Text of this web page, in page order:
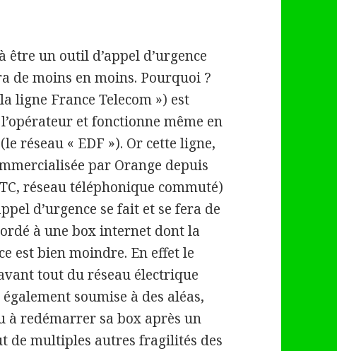
un outil d’appel d’urgence
de moins en moins. Pourquoi ?
ligne France Telecom ») est
et fonctionne même en
réseau « EDF »). Or cette ligne,
par Orange depuis
réseau téléphonique commuté)
d’urgence se fait et se fera de
à une box internet dont la
est bien moindre. En effet le
tout du réseau électrique
soumise à des aléas,
à redémarrer sa box après un
de multiples autres fragilités des